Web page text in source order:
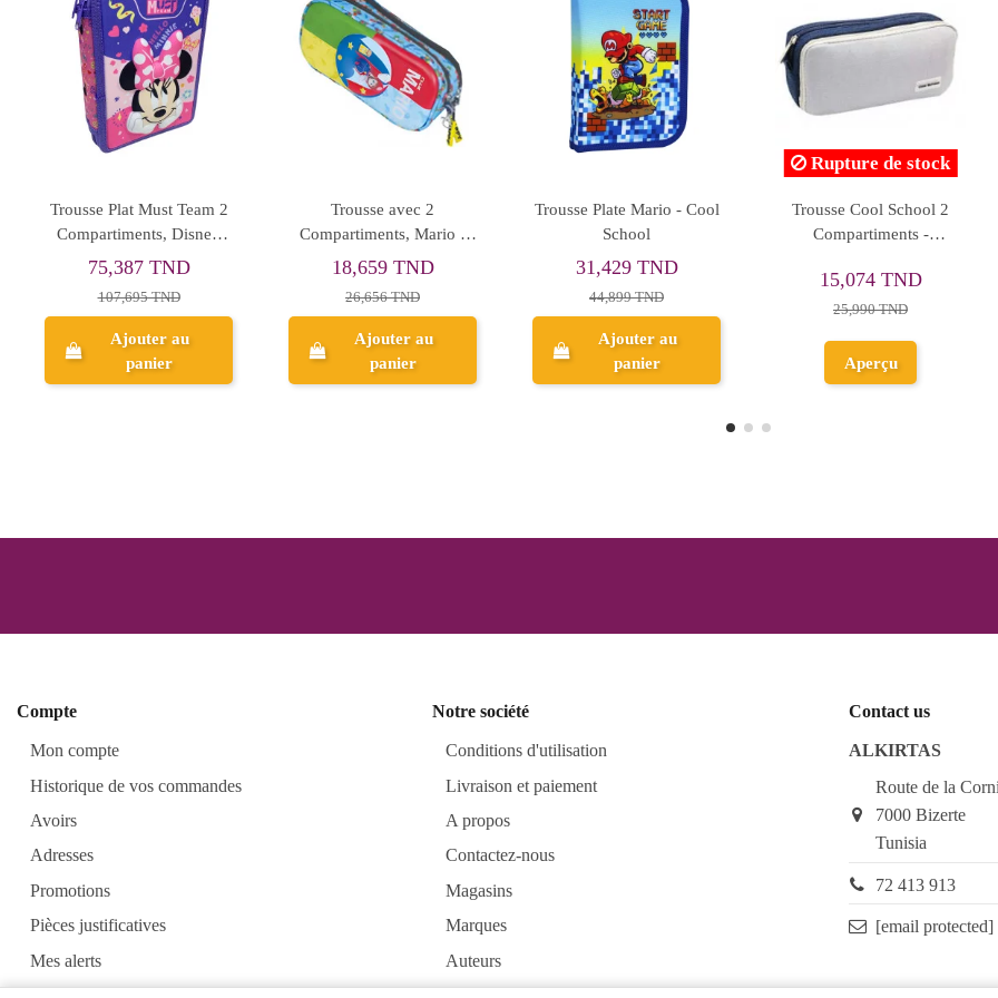
Trousse Must Team avec 2
Compartiments, Orange -
Réf.586871
18,249 TND
36,497 TND
Aperçu
Trousse Happy 2
Compartiments, Unicorn -
Réf.P003
26,656 TND
Aperçu
Trousse Open XXL
Double Face Basic Noir,
Maped - Réf.931900
39,118 TND
48,897 TND
Ajouter au
panier
Rupture de stock
Trousse-Viquel Forest
Réf.987782
17,783 TND
22,229 TND
Aperçu
Compte
Mon compte
Historique de vos commandes
Avoirs
Adresses
Promotions
Pièces justificatives
Mes alerts
Notre société
Conditions d'utilisation
Livraison et paiement
A propos
Contactez-nous
Magasins
Marques
Auteurs
Contact us
ALKIRTAS
Route de la
7000 Bizerte
Tunisia
72 413 913
[email protected]